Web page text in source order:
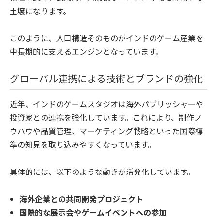
土壌になります。
このように、人口構造そのものがインドのゲーム産業を
中長期的に支えるエンジンとなっています。
グローバル連携による技術とブランドの強化
近年、インドのゲームスタジオは海外パブリッシャーや
投資家との連携を強化しています。これにより、制作ノ
ウハウや品質管理、マーケティング戦略といった国際標
準の知見を取り込みやすくなっています。
具体的には、以下のような動きが活発化しています。
海外企業との共同開発プロジェクト
国際的な展示会やゲームイベントへの参加